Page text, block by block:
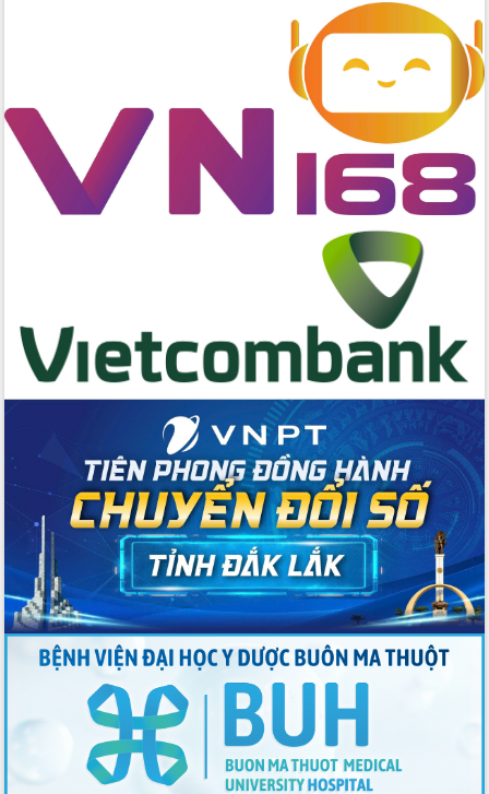
cho trạm y tế cấp xã
Du lịch Đắk Lắk nâng tầm trải nghiệm
du khách thông qua Hệ thống cơ sở dữ
liệu và Bản đồ số
Tập huấn ứng dụng trí tuệ nhân tạo (AI)
Quyết liệt cải cách hành chính, khơi
thông nguồn lực phát triển
Nâng cao hiệu lực, hiệu quả HĐND
tỉnh thông qua hiện đại hóa hành chính
Xã Ea Phê gắn cải cách hành chính với
chuyển đổi số
Phó Chủ tịch Thường trực UBND tỉnh
Hồ Thị Nguyên Thảo làm việc tại Trung
tâm Phục vụ hành chính công xã Ea
Phê
Xây dựng nền hành chính số đồng
hành cùng nông dân dân, doanh nghiệp
Giai đoạn 2026-2030, Đắk Lắk phấn
đấu có 77% xã đạt chuẩn nông thôn
Chuyển đổi số 'mở đường' cho nông
nghiệp Đắk Lắk tăng trưởng bứt phá
Triển khai đồng bộ đo đạc, lập hồ sơ
địa chính, hoàn thiện cơ sở dữ liệu đất